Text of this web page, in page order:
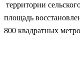
территории
площадь
800 квадратных